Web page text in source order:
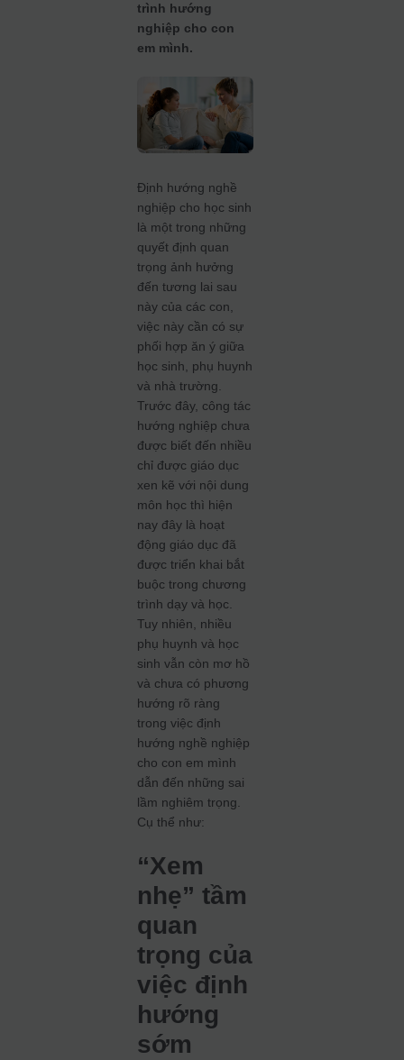
trình hướng
nghiệp cho con
em mình.
Định hướng nghề
nghiệp cho học sinh
là một trong những
quyết định quan
trọng ảnh hưởng
đến tương lai sau
này của các con,
việc này cần có sự
phối hợp ăn ý giữa
học sinh, phụ huynh
và nhà trường.
Trước đây, công tác
hướng nghiệp chưa
được biết đến nhiều
chỉ được giáo dục
xen kẽ với nội dung
môn học thì hiện
nay đây là hoạt
động giáo dục đã
được triển khai bắt
buộc trong chương
trình dạy và học.
Tuy nhiên, nhiều
phụ huynh và học
sinh vẫn còn mơ hồ
và chưa có phương
hướng rõ ràng
trong việc định
hướng nghề nghiệp
cho con em mình
dẫn đến những sai
lầm nghiêm trọng.
Cụ thể như:
“Xem
nhẹ” tầm
quan
trọng của
việc định
hướng
sớm